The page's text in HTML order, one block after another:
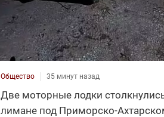
Общество 35 минут назад
Две моторные лодки
лимане под Приморско-